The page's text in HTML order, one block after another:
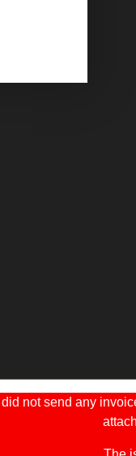
not send any